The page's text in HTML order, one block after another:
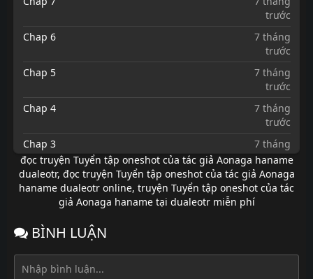
trước
Chap 6
7 tháng
trước
Chap 5
7 tháng
trước
Chap 4
7 tháng
trước
Chap 3
7 tháng
trước
Chap 2
7 tháng
trước
đọc truyện Tuyển tập oneshot của tác giả Aonaga haname
dualeotr, đọc truyện Tuyển tập oneshot của tác giả Aonaga
haname dualeotr online, truyện Tuyển tập oneshot của tác
giả Aonaga haname tại dualeotr miễn phí
BÌNH LUẬN